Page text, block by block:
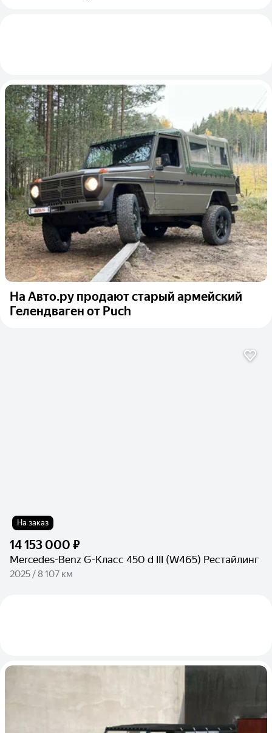
На Авто.ру продают старый армейский
Гелендваген от Puch
На заказ
14 153 000 ₽
Mercedes-Benz G-Класс 450 d III (W465) Рестайлинг
2025 / 8 107 км